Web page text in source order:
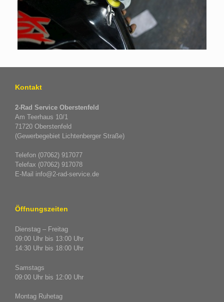
Kontakt
2-Rad Service Oberstenfeld
Am Teerhaus 10/1
71720 Oberstenfeld
(Gewerbegebiet Lichtenberger Straße)
Telefon (07062) 917077
Telefax (07062) 917078
E-Mail info@2-rad-service.de
Öffnungszeiten
Dienstag – Freitag
09:00 Uhr bis 13:00 Uhr
14:30 Uhr bis 18:00 Uhr
Samstags
09:00 Uhr bis 12:00 Uhr
Montag Ruhetag